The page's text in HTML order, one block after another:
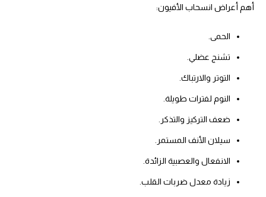
أهم أعراض انسحاب الأفيون:
الحمى.
تشنج عضلي.
التوتر والارتباك.
النوم لفترات طويلة.
ضعف التركيز والتذكر.
سيلان الأنف المستمر.
الانفعال والعصبية الزائدة.
زيادة معدل ضربات القلب.